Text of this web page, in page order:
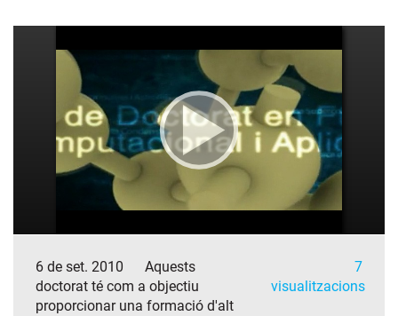
6 de set. 2010
Aquests
doctorat té com a objectiu
proporcionar una formació d'alt
7
visualitzacions